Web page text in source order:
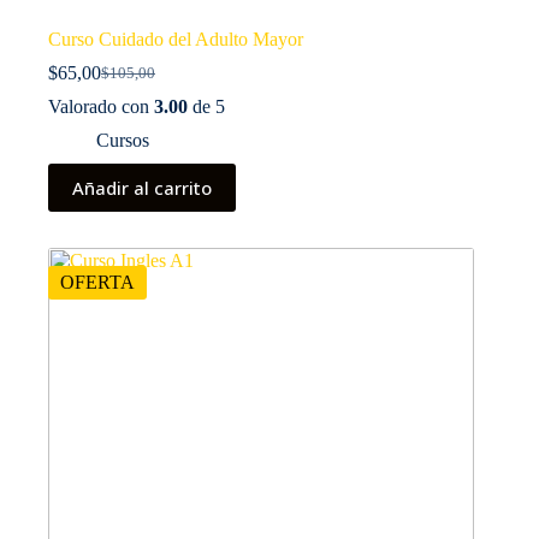
Curso Cuidado del Adulto Mayor
$105,00
El
precio
era:
$105,00.
$65,00El
precio
es:
$65,00.
Valorado con 3.00 de 5
Cursos
Añadir al carrito
OFERTA